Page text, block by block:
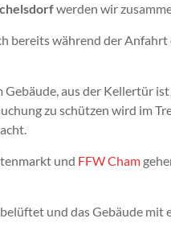
werden wir
bereits während der
aus der Kellertür
zu schützen wird im
und FFW Cham
und das Gebäude mit